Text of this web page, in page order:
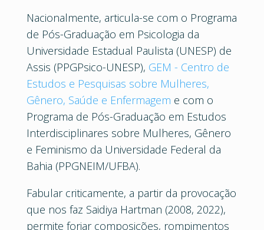
Nacionalmente, articula-se com o Programa
de Pós-Graduação em Psicologia da
Universidade Estadual Paulista (UNESP) de
Assis (PPGPsico-UNESP), GEM - Centro de
Estudos e Pesquisas sobre Mulheres,
Gênero, Saúde e Enfermagem e com o
Programa de Pós-Graduação em Estudos
Interdisciplinares sobre Mulheres, Gênero
e Feminismo da Universidade Federal da
Bahia (PPGNEIM/UFBA).
Fabular criticamente, a partir da provocação
que nos faz Saidiya Hartman (2008, 2022),
permite forjar composições, rompimentos